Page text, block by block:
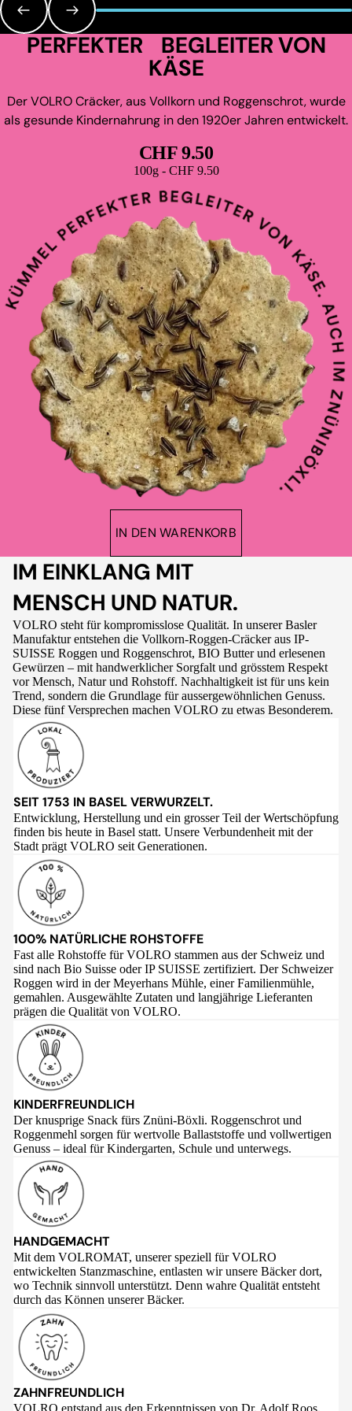
PERFEKTER BEGLEITER VON
KÄSE
Der VOLRO Cräcker, aus Vollkorn und Roggenschrot, wurde
als gesunde Kindernahrung in den 1920er Jahren entwickelt.
CHF 9.50
Grundpreis
100g - CHF 9.50
IN DEN WARENKORB
IM EINKLANG MIT
MENSCH UND NATUR.
VOLRO steht für kompromisslose Qualität. In unserer Basler
Manufaktur entstehen die Vollkorn-Roggen-Cräcker aus IP-
SUISSE Roggen und Roggenschrot, BIO Butter und erlesenen
Gewürzen – mit handwerklicher Sorgfalt und grösstem Respekt
vor Mensch, Natur und Rohstoff. Nachhaltigkeit ist für uns kein
Trend, sondern die Grundlage für aussergewöhnlichen Genuss.
Diese fünf Versprechen machen VOLRO zu etwas Besonderem.
SEIT 1753 IN BASEL VERWURZELT.
Entwicklung, Herstellung und ein grosser Teil der Wertschöpfung
finden bis heute in Basel statt. Unsere Verbundenheit mit der
Stadt prägt VOLRO seit Generationen.
100% NATÜRLICHE ROHSTOFFE
Fast alle Rohstoffe für VOLRO stammen aus der Schweiz und
sind nach Bio Suisse oder IP SUISSE zertifiziert. Der Schweizer
Roggen wird in der Meyerhans Mühle, einer Familienmühle,
gemahlen. Ausgewählte Zutaten und langjährige Lieferanten
prägen die Qualität von VOLRO.
KINDERFREUNDLICH
Der knusprige Snack fürs Znüni-Böxli. Roggenschrot und
Roggenmehl sorgen für wertvolle Ballaststoffe und vollwertigen
Genuss – ideal für Kindergarten, Schule und unterwegs.
HANDGEMACHT
Mit dem VOLROMAT, unserer speziell für VOLRO
entwickelten Stanzmaschine, entlasten wir unsere Bäcker dort,
wo Technik sinnvoll unterstützt. Denn wahre Qualität entsteht
durch das Können unserer Bäcker.
ZAHNFREUNDLICH
VOLRO entstand aus den Erkenntnissen von Dr. Adolf Roos,